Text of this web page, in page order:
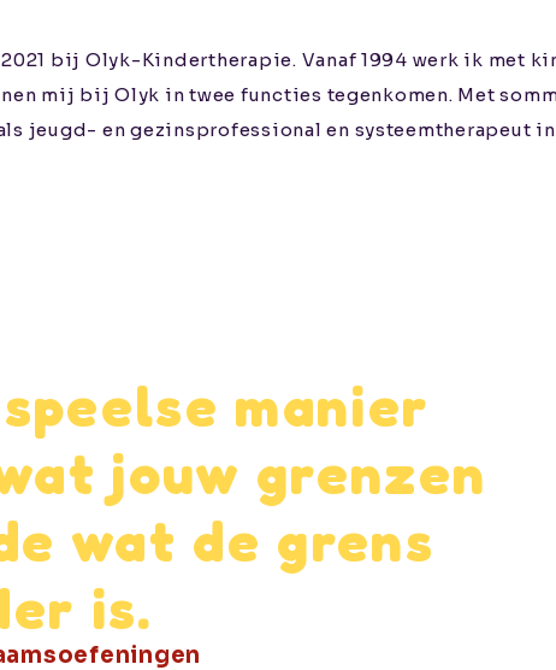
bij Olyk-Kindertherapie. Vanaf 1994 werk ik met
mij bij Olyk in twee functies tegenkomen. Met
jeugd- en gezinsprofessional en systeemtherapeut
manier
jouw grenzen
wat de grens
is.